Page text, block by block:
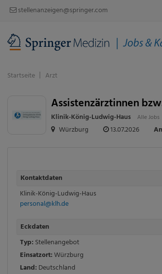
stellenanzeigen@springer.com
Startseite Arzt
Assistenzärztinnen
Klinik-König-Ludwig-Haus Alle Jobs
Würzburg 13.07.2026
Kontaktdaten
Klinik-König-Ludwig-Haus
personal@klh.de
Eckdaten
Typ: Stellenangebot
Einsatzort:Würzburg
Land: Deutschland